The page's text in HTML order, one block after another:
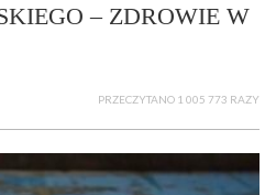
– ZDROWIE W
PRZECZYTANO 1 005 773 RAZY